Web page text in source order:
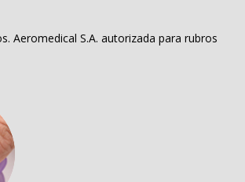
Aeromedical S.A. autorizada para rubros